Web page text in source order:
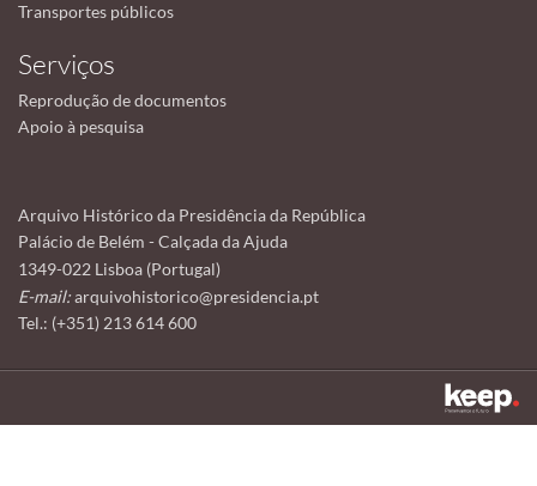
Transportes públicos
Serviços
Reprodução de documentos
Apoio à pesquisa
Arquivo Histórico da Presidência da República
Palácio de Belém - Calçada da Ajuda
1349-022 Lisboa (Portugal)
E-mail:arquivohistorico@presidencia.pt
Tel.: (+351) 213 614 600